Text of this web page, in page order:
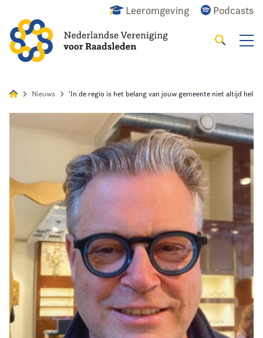
Leeromgeving Podcasts
Zoeken
Nieuws
Opleiding
Kennis & Informatie
Vereniging
Contact
Nieuws ‘In de regio is het belang van jouw gemeente niet altijd